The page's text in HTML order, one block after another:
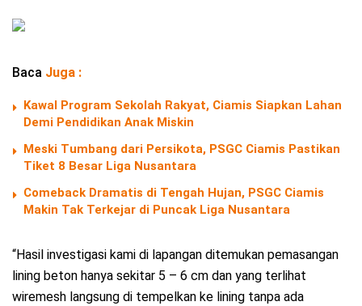
Baca Juga :
Kawal Program Sekolah Rakyat, Ciamis Siapkan Lahan
Demi Pendidikan Anak Miskin
Meski Tumbang dari Persikota, PSGC Ciamis Pastikan
Tiket 8 Besar Liga Nusantara
Comeback Dramatis di Tengah Hujan, PSGC Ciamis
Makin Tak Terkejar di Puncak Liga Nusantara
“Hasil investigasi kami di lapangan ditemukan pemasangan
lining beton hanya sekitar 5 – 6 cm dan yang terlihat
wiremesh langsung di tempelkan ke lining tanpa ada